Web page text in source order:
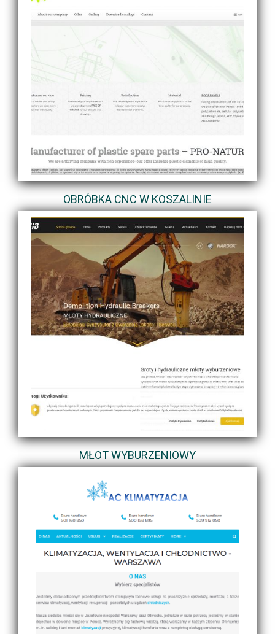
OBRÓBKA CNC W KOSZALINIE
MŁOT WYBURZENIOWY